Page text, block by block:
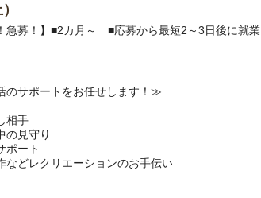
急募！】■2カ月～ ■応募から最短2～3日後に就業
のサポートをお任せします！≫
相手
の見守り
ポート
などレクリエーションのお手伝い